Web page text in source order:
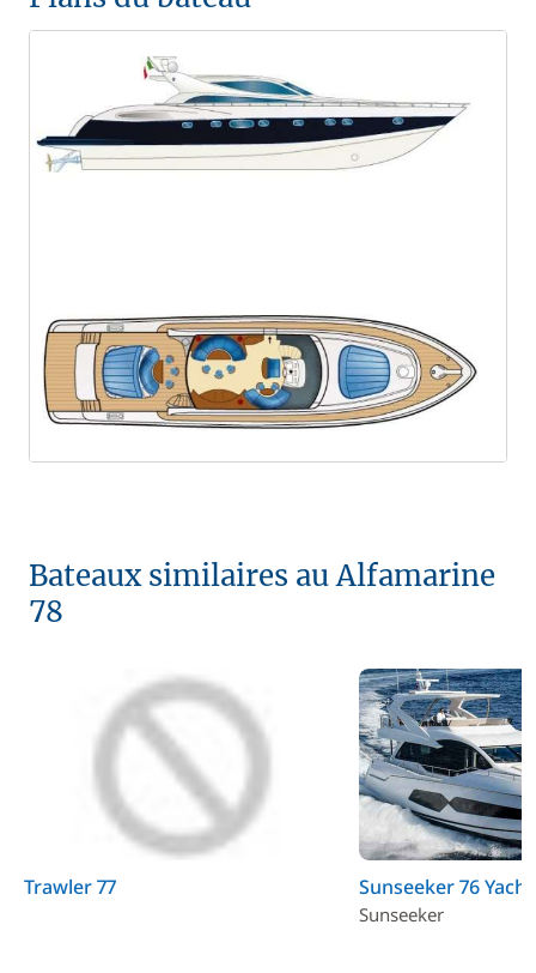
Bateaux similaires au Alfamarine
78
Trawler 77 Sunseeker 76 Yacht
Sunseeker